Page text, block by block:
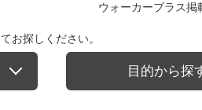
ウォーカープラス掲
お探しください。
目的から探